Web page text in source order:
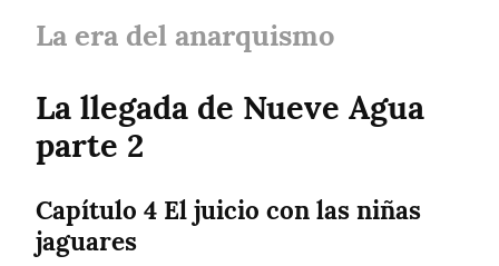
La era del anarquismo
La llegada de Nueve Agua
parte 2
Capítulo 4 El juicio con las niñas
jaguares